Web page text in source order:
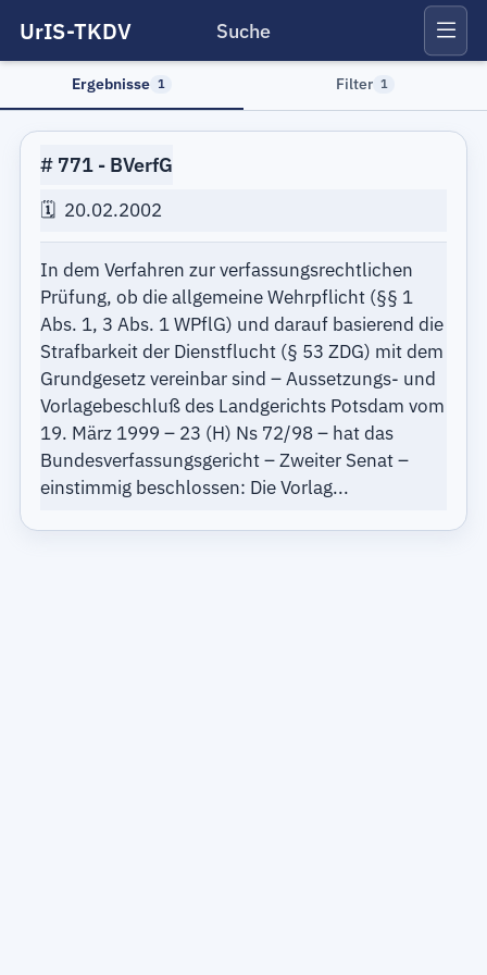
UrIS-TKDV Suche
Ergebnisse 1 Filter 1
771 BVerfG
20.02.2002
In dem Verfahren zur verfassungsrechtlichen
Prüfung, ob die allgemeine Wehrpflicht (§§ 1
Abs. 1, 3 Abs. 1 WPflG) und darauf basierend die
Strafbarkeit der Dienstflucht (§ 53 ZDG) mit dem
Grundgesetz vereinbar sind – Aussetzungs- und
Vorlagebeschluß des Landgerichts Potsdam vom
19. März 1999 – 23 (H) Ns 72/98 – hat das
Bundesverfassungsgericht – Zweiter Senat –
einstimmig beschlossen: Die Vorlag...